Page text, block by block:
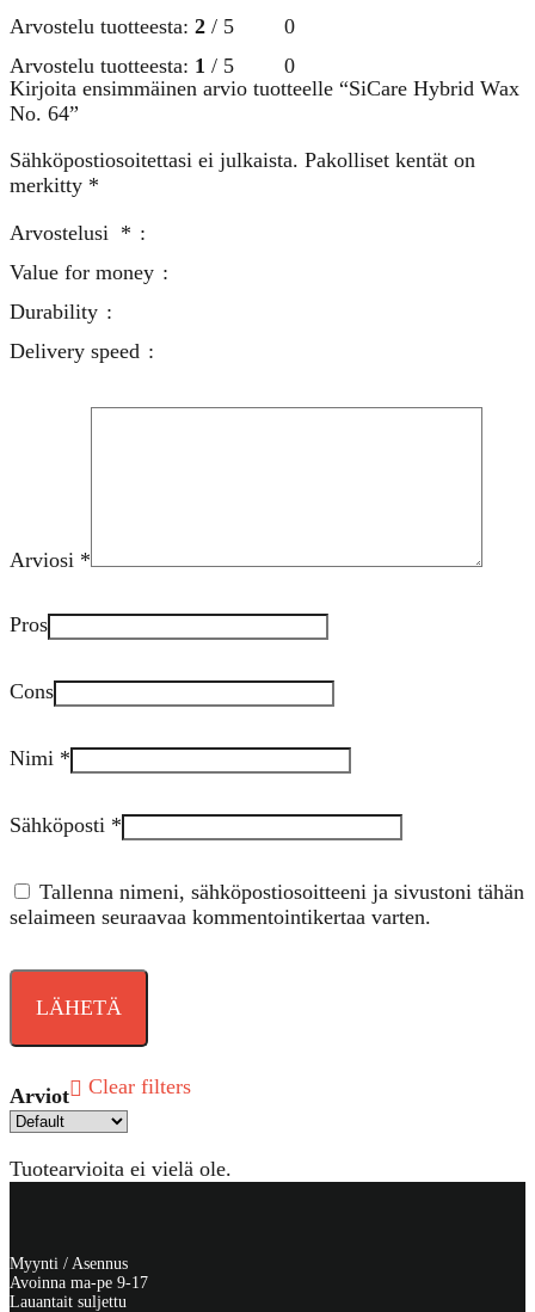
Arvostelu tuotteesta: 2 / 5
0
Arvostelu tuotteesta: 1 / 5 0
Arviot Clear filters
Tuotearvioita ei vielä ole.
Kirjoita ensimmäinen arvio tuotteelle “SiCare Hybrid Wax
No. 64”
Sähköpostiosoitettasi ei julkaista. Pakolliset kentät on
merkitty *
Arvostelusi *
Value for money
Durability
Delivery speed
Arviosi *
Pros
Cons
Nimi *
Sähköposti *
Tallenna nimeni, sähköpostiosoitteeni ja sivustoni tähän
selaimeen seuraavaa kommentointikertaa varten.
Myynti / Asennus
Avoinna ma-pe 9-17
Lauantait suljettu